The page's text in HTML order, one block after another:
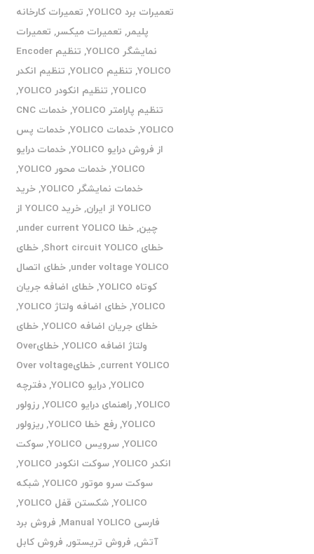
تعمیرات برد YOLICO
, تعمیرات کارخانه
پلیمر, تعمیرات میکسر, تعمیرات
نمایشگر YOLICO
,
تنظیم Encoder
YOLICO
, تنظیم YOLICO , تنظیم انکدر
YOLICO
, تنظیم انکودر YOLICO
,
تنظیم پارامتر YOLICO
,
خدمات CNC
YOLICO
,خدمات YOLICO ,خدمات پس
از فروش درایو YOLICO
,خدمات درایو
YOLICO
,خدمات محور YOLICO
,
خدمات نمایشگر YOLICO
,خرید
YOLICO از ایران
,
خرید YOLICO از
چین,خطا under current YOLICO
,
خطای Short circuit YOLICO
,خطای
under voltage YOLICO
,خطای اتصال
کوتاه YOLICO
,خطای اضافه جریان
YOLICO
,خطای اضافه ولتاژ YOLICO
,
خطای جریان اضافه YOLICO
,خطای
ولتاژ اضافه YOLICO
,
خطایOver
current YOLICO
,
خطایOver voltage
YOLICO
,درایو YOLICO ,دفترچه
YOLICO
,راهنمای درایو YOLICO ,رزولور
YOLICO
,رفع خطا YOLICO ,ریزولور
YOLICO
,سرویس YOLICO ,سوکت
انکدر YOLICO
,سوکت انکودر YOLICO
,
سوکت سرو موتور YOLICO
,شبکه
YOLICO
,شکستن قفل YOLICO
,
فارسی Manual YOLICO
, فروش برد
آتش, فروش تریستور, فروش کابل